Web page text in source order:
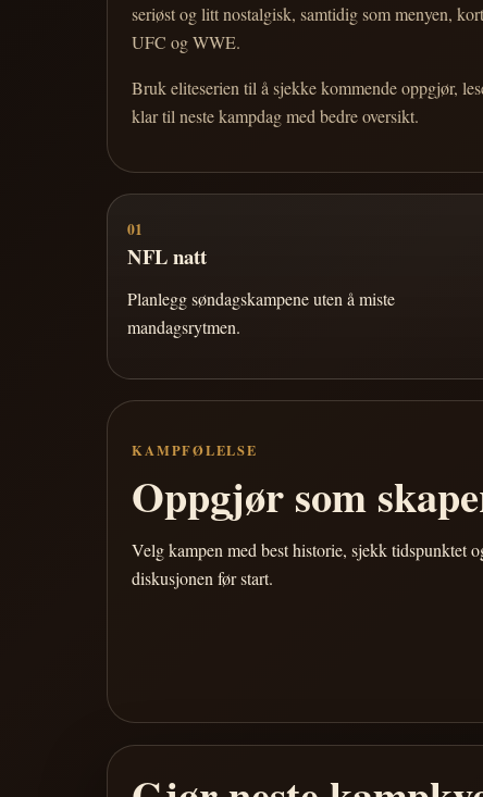
seriøst og litt nostalgisk, samtidig som menyen,
UFC og WWE.
Bruk eliteserien til å sjekke kommende oppgjør,
klar til neste kampdag med bedre oversikt.
01
NFL natt
Planlegg søndagskampene uten å miste
mandagsrytmen.
KAMPFØLELSE
Oppgjør som
Velg kampen med best historie, sjekk tidspunktet
diskusjonen før start.